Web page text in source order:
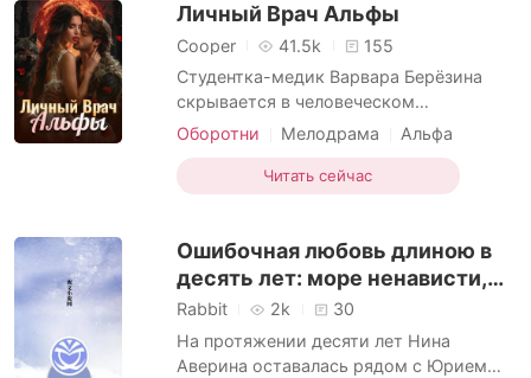
мгновение — и оно исчезло,
отозванное. Но я успела прочитать.
Личный Врач Альфы
Cooper 41.5k
155
Студентка-медик Варвара Берёзина
скрывается в человеческом
университете, где учится на врача. В
Варвара специализируется
одновременно на медицине человека и
зоологию. Поскольку стаи постоянно
воюют, она знает, что врачей для
помощи ранен
Оборотни Мелодрама
Альфа
Доктора
Харизматические
Городская жизнь
18+
Читать сейчас
Ошибочная любовь длиною в
десять лет: море ненависти,
небо страсти.
Rabbit 2k
30
На протяжении десяти лет Нина
Аверина оставалась рядом с Юрием